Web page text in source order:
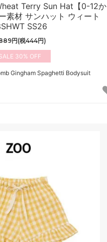
Terry Sun Hat【0-12か
素材 サンハット ウィート
SS26
円(税444円)
30%
Gingham Spaghetti Bodysuit